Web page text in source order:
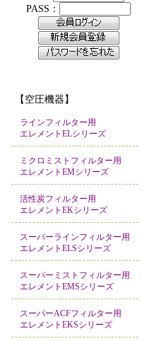
【空圧機器】
ラインフィルター用
エレメントELシリーズ
ミクロミストフィルター用
エレメントEMシリーズ
活性炭フィルター用
エレメントEKシリーズ
スーパーラインフィルター用
エレメントELSシリーズ
スーパーミストフィルター用
エレメントEMSシリーズ
スーパーACFフィルター用
エレメントEKSシリーズ